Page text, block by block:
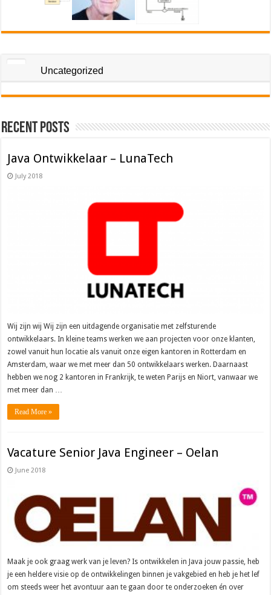
Uncategorized
Recent Posts
Java Ontwikkelaar – LunaTech
July 2018
Wij zijn wij Wij zijn een uitdagende organisatie met zelfsturende
ontwikkelaars. In kleine teams werken we aan projecten voor onze klanten,
zowel vanuit hun locatie als vanuit onze eigen kantoren in Rotterdam en
Amsterdam, waar we met meer dan 50 ontwikkelaars werken. Daarnaast
hebben we nog 2 kantoren in Frankrijk, te weten Parijs en Niort, vanwaar we
met meer dan …
Read More »
Vacature Senior Java Engineer – Oelan
June 2018
Maak je ook graag werk van je leven? Is ontwikkelen in Java jouw passie, heb
je een heldere visie op de ontwikkelingen binnen je vakgebied en heb je het lef
om steeds weer het avontuur aan te gaan door te onderzoeken én over